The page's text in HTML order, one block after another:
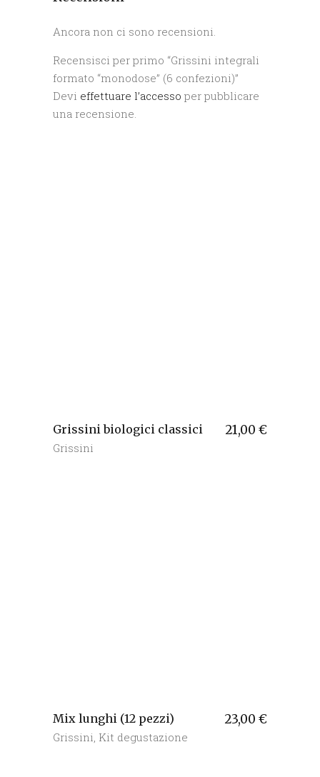
Ancora non ci sono recensioni.
Recensisci per primo “Grissini integrali
formato “monodose” (6 confezioni)”
Devi effettuare l’accesso per pubblicare
una recensione.
Grissini biologici classici 21,00 €
Grissini
Mix lunghi (12 pezzi) 23,00 €
Grissini Kit degustazione